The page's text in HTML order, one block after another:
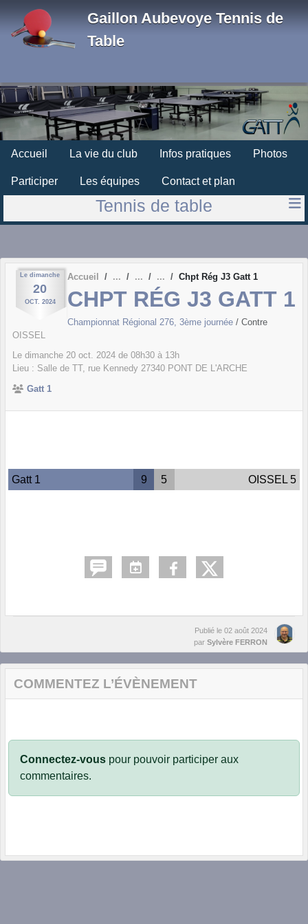
Gaillon Aubevoye Tennis de
Table
Accueil La vie du club Infos pratiques Photos
Participer Les équipes Contact et plan
Tennis de table
Le dimanche
20
OCT. 2024
Accueil Chpt Rég J3 Gatt 1
CHPT RÉG J3 GATT 1
Championnat Régional 276, 3ème journée / Contre
OISSEL
Le dimanche 20 oct. 2024 de 08h30 à 13h
Lieu : Salle de TT, rue Kennedy 27340 PONT DE L'ARCHE
Gatt 1
Gatt 1 9 5 OISSEL 5
Publié le 02 août 2024
par Sylvère FERRON
COMMENTEZ L’ÉVÈNEMENT
Connectez-vous pour pouvoir participer aux
commentaires.
Panneau de gestion des cookies